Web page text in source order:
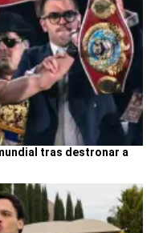
tras destronar a